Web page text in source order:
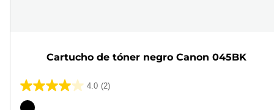
Cartucho de tóner negro Canon 045BK
4.0 (2)
4.0
de
Cartucho